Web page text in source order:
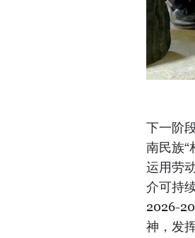
下一阶
南民族“
运用劳
介可持
2026-
神，发